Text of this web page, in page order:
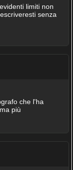
limiti non
senza
che l'ha
più